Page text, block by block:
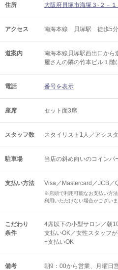
住所 大阪府貝塚市海塚３-２－１
アクセス 南海本線 貝塚駅 徒歩5分
道案内
南海本線貝塚駅西出口から
屋さんの隣の竹本ビル１階
電話 番号を表示
座席 セット面3席
スタッフ数 スタイリスト1人／アシス
駐車場 当店の斜め向いのコインパ
支払い方法 Visa／Mastercard／JCB／
※店頭で利用可能なお支払い方
利用いただけない場合がございま
こだわり
条件
4席以下の小型サロン／朝
支払いOK／女性スタッフ
+支払いOK
備考 朝9：00から営業、月曜日